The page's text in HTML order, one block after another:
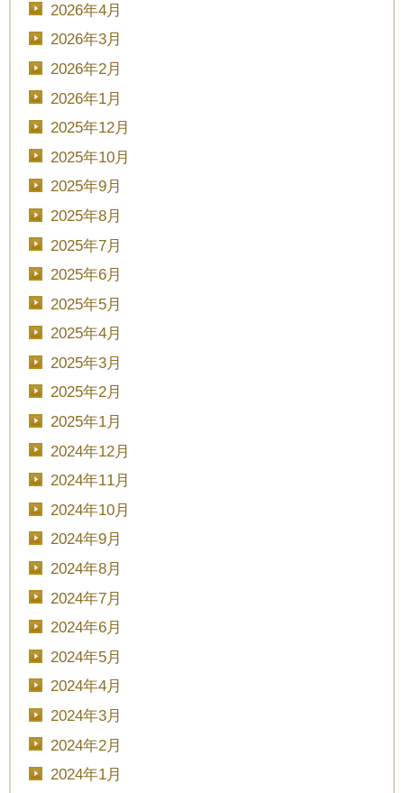
2026年4月
2026年3月
2026年2月
2026年1月
2025年12月
2025年10月
2025年9月
2025年8月
2025年7月
2025年6月
2025年5月
2025年4月
2025年3月
2025年2月
2025年1月
2024年12月
2024年11月
2024年10月
2024年9月
2024年8月
2024年7月
2024年6月
2024年5月
2024年4月
2024年3月
2024年2月
2024年1月
時間を選択してください
■■■タイトル■■■
TEL.0120-117-548